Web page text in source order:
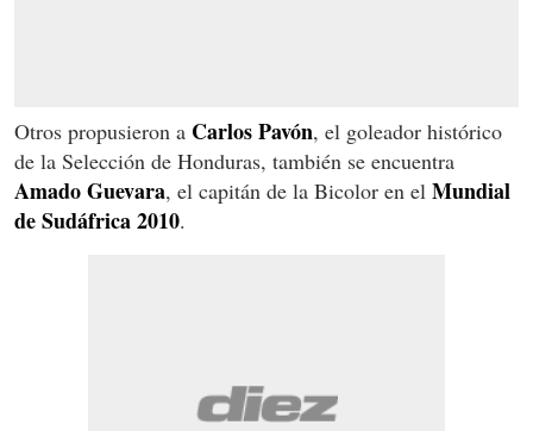
Otros propusieron a Carlos Pavón, el goleador histórico
de la Selección de Honduras, también se encuentra
Amado Guevara, el capitán de la Bicolor en el Mundial
de Sudáfrica 2010.